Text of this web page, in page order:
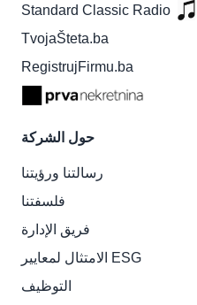
Standard Classic Radio
TvojaŠteta.ba
RegistrujFirmu.ba
حول الشركة
رسالتنا ورؤيتنا
فلسفتنا
فريق الإدارة
الامتثال لمعايير ESG
التوظيف